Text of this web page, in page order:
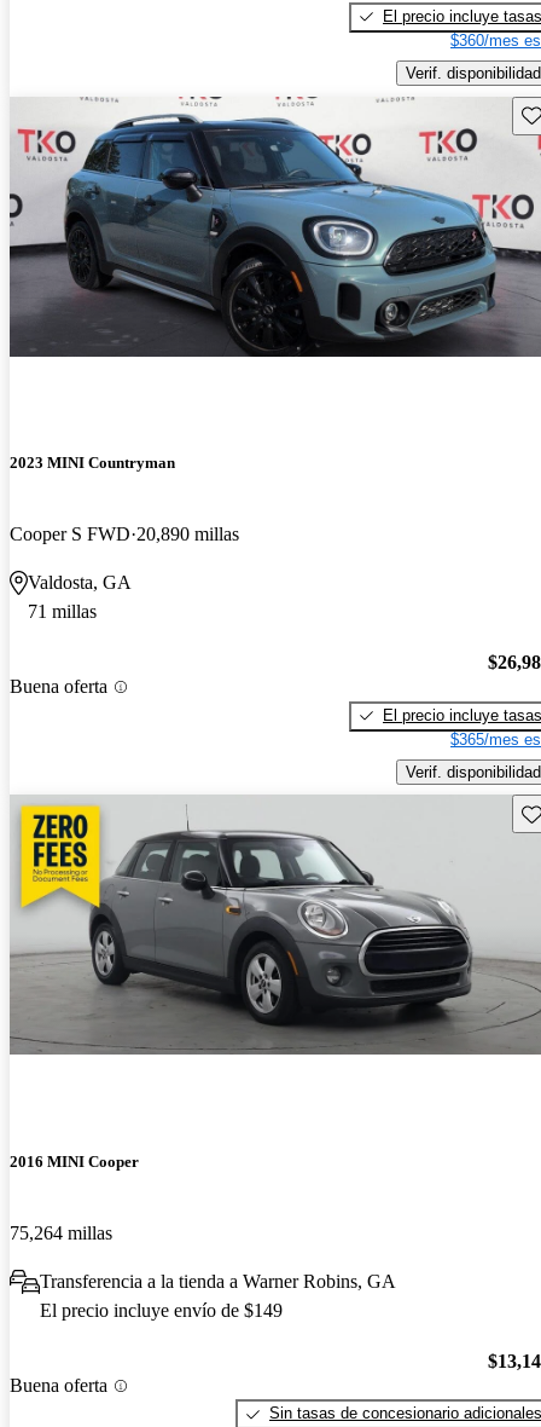
El precio incluye tasas
$360/mes
Verif. disponibilidad
2023 MINI Countryman
Cooper S FWD 20,890 millas
Valdosta, GA
71 millas
Buena oferta
El precio incluye tasas
$365/mes
Verif. disponibilidad
2016 MINI Cooper
75,264 millas
Transferencia a la tienda a Warner Robins, GA
El precio incluye envío de $149
Buena oferta
Sin tasas de concesionario adicionales